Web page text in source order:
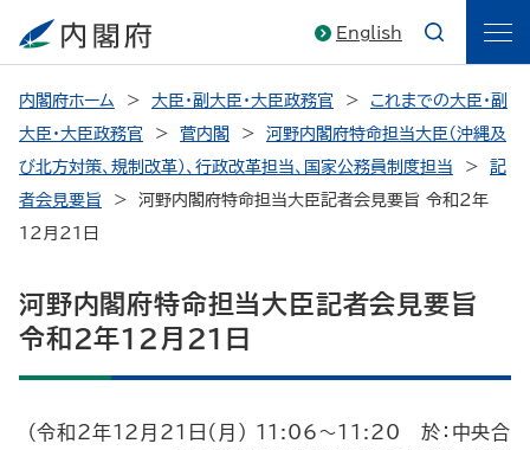
English
内閣府ホーム 大臣・副大臣・大臣政務官
これまでの大臣・副
大臣・大臣政務官
菅内閣
河野内閣府特命担当大臣（沖縄及
び北方対策、規制改革）、行政改革担当、国家公務員制度担当
記
者会見要旨
河野内閣府特命担当大臣記者会見要旨 令和2年
12月21日
河野内閣府特命担当大臣記者会見要旨
令和2年12月21日
（令和2年12月21日（月） 11:06～11:20 於：中央合